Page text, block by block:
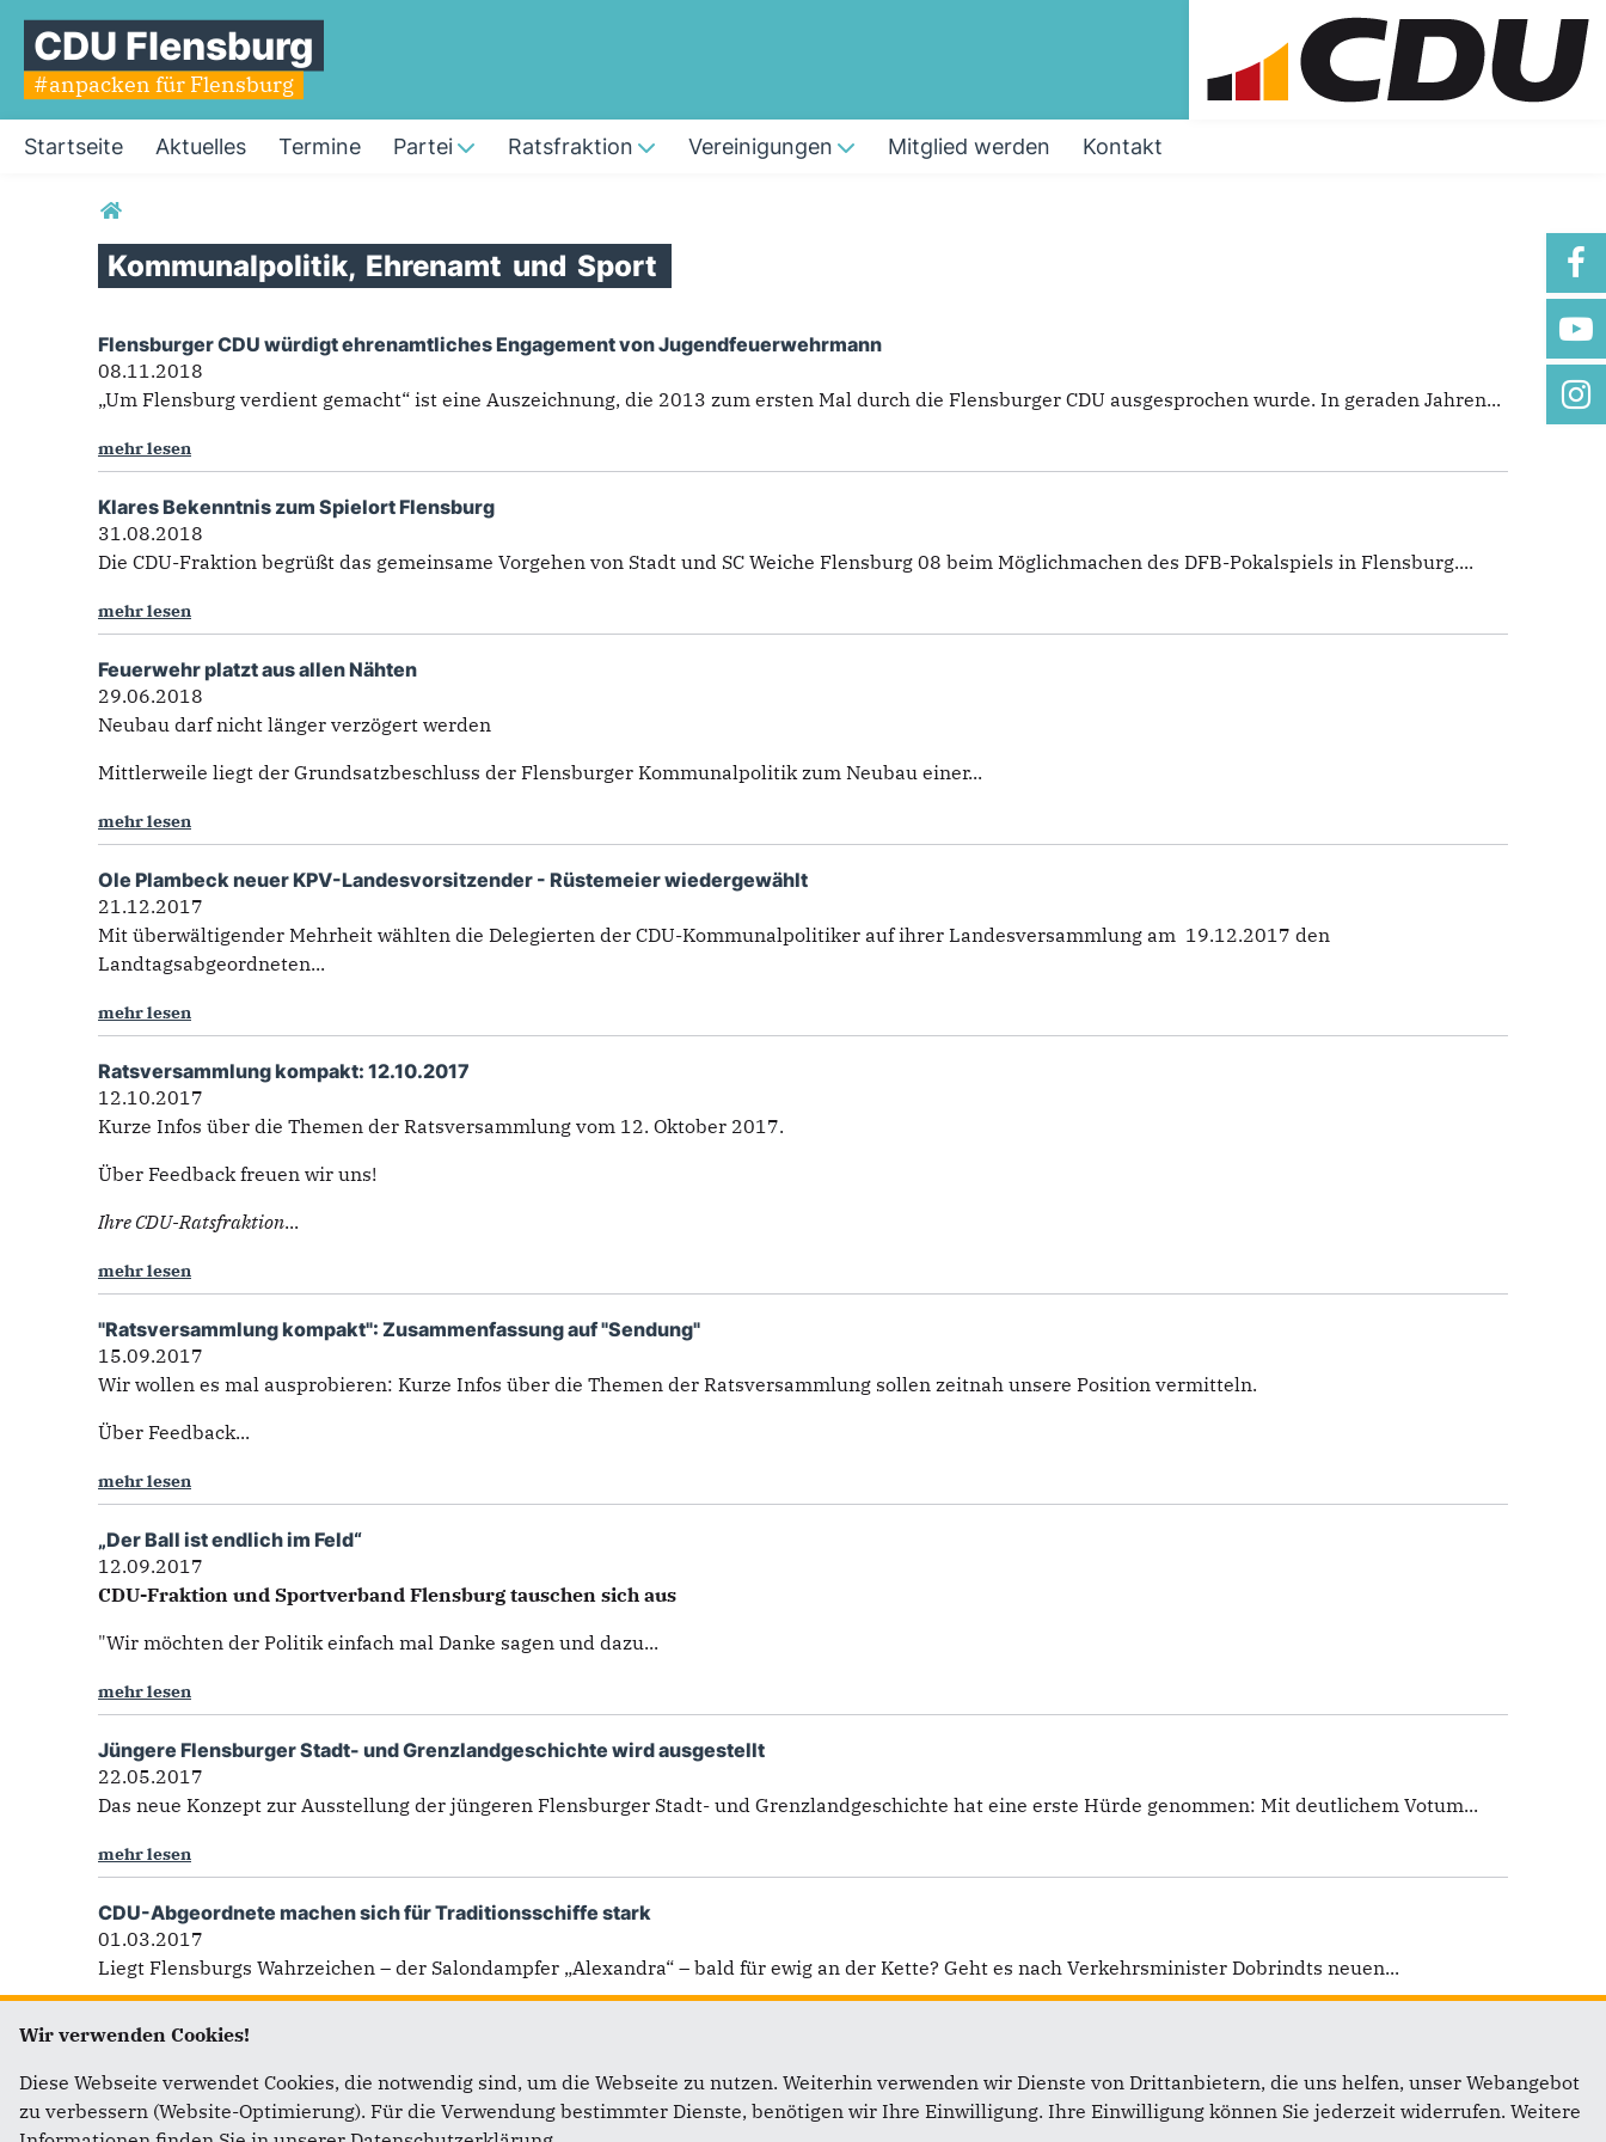
CDU Flensburg
#anpacken für Flensburg
Startseite Aktuelles Termine Partei Ratsfraktion Vereinigungen Mitglied werden Kontakt
Sie sind hier
Kommunalpolitik, Ehrenamt und Sport
Kommunalpolitik, Ehrenamt und Sport
Flensburger CDU würdigt ehrenamtliches Engagement von Jugendfeuerwehrmann
08.11.2018
„Um Flensburg verdient gemacht“ ist eine Auszeichnung, die 2013 zum ersten Mal durch die Flensburger CDU ausgesprochen wurde. In geraden Jahren...
mehr lesen
Klares Bekenntnis zum Spielort Flensburg
31.08.2018
Die CDU-Fraktion begrüßt das gemeinsame Vorgehen von Stadt und SC Weiche Flensburg 08 beim Möglichmachen des DFB-Pokalspiels in Flensburg....
mehr lesen
Feuerwehr platzt aus allen Nähten
29.06.2018
Neubau darf nicht länger verzögert werden
Mittlerweile liegt der Grundsatzbeschluss der Flensburger Kommunalpolitik zum Neubau einer...
mehr lesen
Ole Plambeck neuer KPV-Landesvorsitzender - Rüstemeier wiedergewählt
21.12.2017
Mit überwältigender Mehrheit wählten die Delegierten der CDU-Kommunalpolitiker auf ihrer Landesversammlung am 19.12.2017 den
Landtagsabgeordneten...
mehr lesen
Ratsversammlung kompakt: 12.10.2017
12.10.2017
Kurze Infos über die Themen der Ratsversammlung vom 12. Oktober 2017.
Über Feedback freuen wir uns!
Ihre CDU-Ratsfraktion...
mehr lesen
"Ratsversammlung kompakt": Zusammenfassung auf "Sendung"
15.09.2017
Wir wollen es mal ausprobieren: Kurze Infos über die Themen der Ratsversammlung sollen zeitnah unsere Position vermitteln.
Über Feedback...
mehr lesen
„Der Ball ist endlich im Feld“
12.09.2017
CDU-Fraktion und Sportverband Flensburg tauschen sich aus
"Wir möchten der Politik einfach mal Danke sagen und dazu...
mehr lesen
Jüngere Flensburger Stadt- und Grenzlandgeschichte wird ausgestellt
22.05.2017
Das neue Konzept zur Ausstellung der jüngeren Flensburger Stadt- und Grenzlandgeschichte hat eine erste Hürde genommen: Mit deutlichem Votum...
mehr lesen
CDU-Abgeordnete machen sich für Traditionsschiffe stark
01.03.2017
Liegt Flensburgs Wahrzeichen – der Salondampfer „Alexandra“ – bald für ewig an der Kette? Geht es nach Verkehrsminister Dobrindts neuen...
Seiten 1 2 3 4
Wir verwenden Cookies!
Diese Webseite verwendet Cookies, die notwendig sind, um die Webseite zu nutzen. Weiterhin verwenden wir Dienste von Drittanbietern, die uns helfen, unser Webangebot
zu verbessern (Website-Optimierung). Für die Verwendung bestimmter Dienste, benötigen wir Ihre Einwilligung. Ihre Einwilligung können Sie jederzeit widerrufen. Weitere